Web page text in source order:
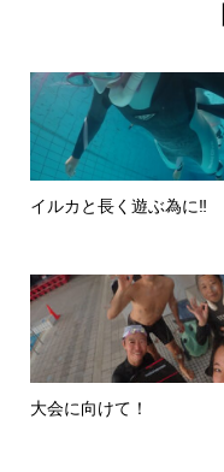
イルカと長く遊ぶ為に‼
大会に向けて！